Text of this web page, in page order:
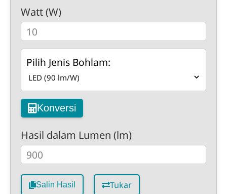
Watt (W)
Pilih Jenis Bohlam:
Konversi
Hasil dalam Lumen (lm)
Salin Hasil Tukar